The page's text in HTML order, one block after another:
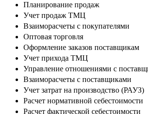
Планирование продаж
Учет продаж ТМЦ
Взаиморасчеты с покупателями
Оптовая торговля
Оформление заказов поставщикам
Учет прихода ТМЦ
Управление отношениями с
Взаиморасчеты с поставщиками
Учет затрат на производство (РАУЗ)
Расчет нормативной себестоимости
Расчет фактической себестоимости